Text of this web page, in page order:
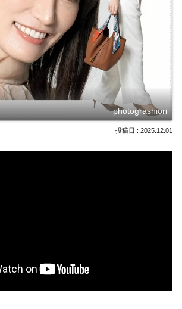
photograshiori
2025.12.01